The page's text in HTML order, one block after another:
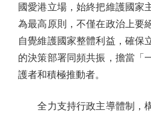
國愛港立場，始終把維護國家
為最高原則，不僅在政治上要
自覺維護國家整體利益，確保
的決策部署同頻共振，擔當「
護者和積極推動者。
全力支持行政主導體制，